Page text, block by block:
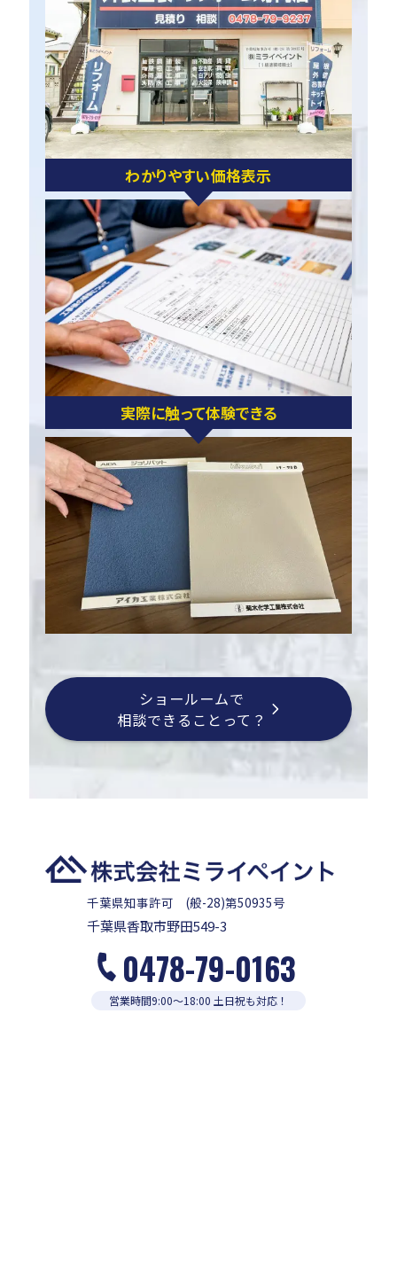
わかりやすい価格表示
実際に触って体験できる
ショールームで
相談できることって？
千葉県知事許可 (般-28)第50935号
千葉県香取市野田549-3
0478-79-0163
営業時間9:00〜18:00 土日祝も対応！